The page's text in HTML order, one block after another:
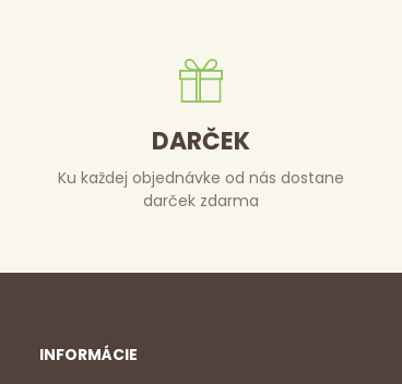
DARČEK
Ku každej objednávke od nás dostane
darček zdarma
INFORMÁCIE